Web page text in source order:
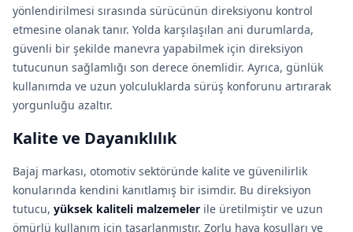
yönlendirilmesi sırasında sürücünün direksiyonu kontrol
etmesine olanak tanır. Yolda karşılaşılan ani durumlarda,
güvenli bir şekilde manevra yapabilmek için direksiyon
tutucunun sağlamlığı son derece önemlidir. Ayrıca, günlük
kullanımda ve uzun yolculuklarda sürüş konforunu artırarak
yorgunluğu azaltır.
Kalite ve Dayanıklılık
Bajaj markası, otomotiv sektöründe kalite ve güvenilirlik
konularında kendini kanıtlamış bir isimdir. Bu direksiyon
tutucu, yüksek kaliteli malzemeler ile üretilmiştir ve uzun
ömürlü kullanım için tasarlanmıştır. Zorlu hava koşulları ve